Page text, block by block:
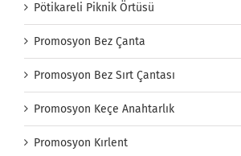
Pötikareli Piknik Örtüsü
Promosyon Bez Çanta
Promosyon Bez Sırt Çantası
Promosyon Keçe Anahtarlık
Promosyon Kırlent